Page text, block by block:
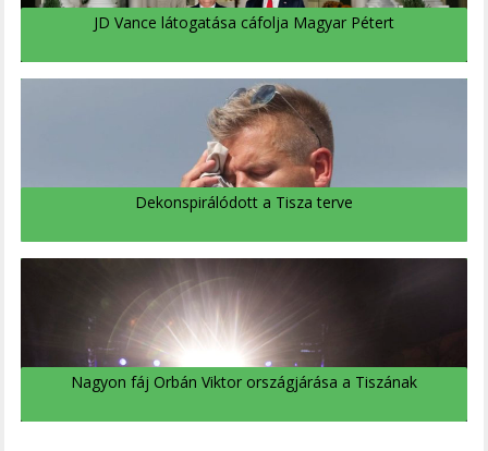
JD Vance látogatása cáfolja Magyar Pétert
Dekonspirálódott a Tisza terve
Nagyon fáj Orbán Viktor országjárása a Tiszának